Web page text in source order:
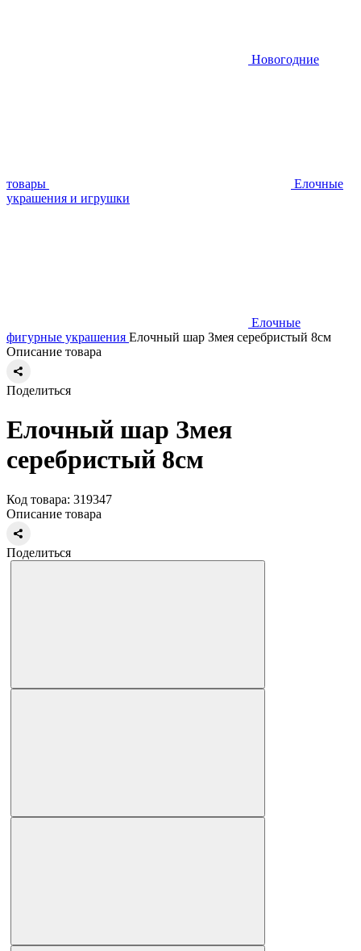
Новогодние
товары
Елочные
украшения и игрушки
Елочные
фигурные украшения Елочный шар Змея серебристый 8см
Описание товара
Поделиться
Елочный шар Змея
серебристый 8см
Код товара: 319347
Описание товара
Поделиться